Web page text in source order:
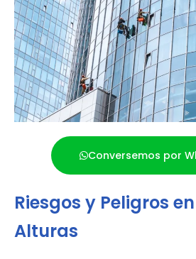
Conversemos por
Riesgos y Peligros
Alturas